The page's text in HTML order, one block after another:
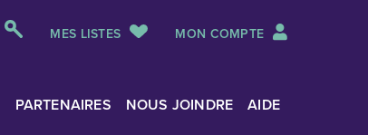
MES LISTES MON COMPTE
PARTENAIRES NOUS JOINDRE AIDE